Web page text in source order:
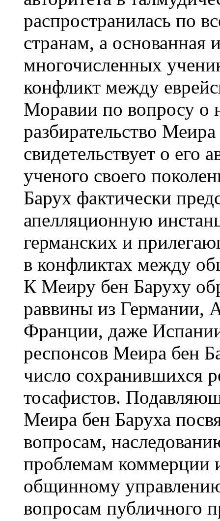
распространилась по
странам, а основанная
многочисленных
конфликт между
Моравии по вопросу о
разбирательство
свидетельствует о его
ученого своего
Барух фактически
апелляционную
германских и
в конфликтах между
К Меиру бен Баруху
раввины из Германии,
Франции, даже
респонсов Меира бен
число сохранившихся
тосафистов.
Меира бен Баруха
вопросам,
проблемам коммерции
общинному
вопросам публичного